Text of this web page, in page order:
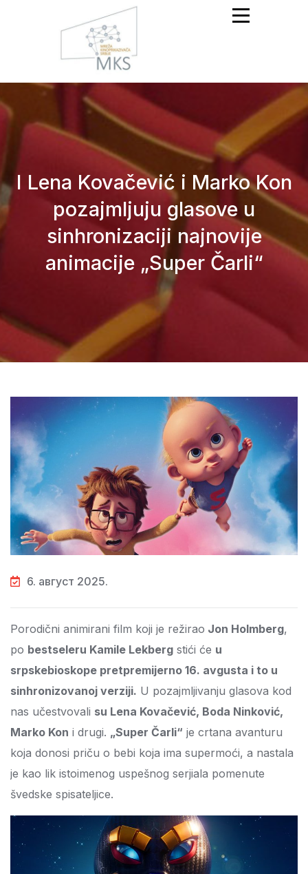
Mreža Kinoprikazivača
Srbije
I Lena Kovačević i Marko Kon
pozajmljuju glasove u
sinhronizaciji najnovije
animacije „Super Čarli“
6. август 2025.
Porodični animirani film koji je režirao Jon Holmberg,
po bestseleru Kamile Lekberg stići će u
srpskebioskope pretpremijerno 16. avgusta i to u
sinhronizovanoj verziji. U pozajmljivanju glasova kod
nas učestvovali su Lena Kovačević, Boda Ninković,
Marko Kon i drugi. „Super Čarli“ je crtana avanturu
koja donosi priču o bebi koja ima supermoći, a nastala
je kao lik istoimenog uspešnog serjiala pomenute
švedske spisateljice.